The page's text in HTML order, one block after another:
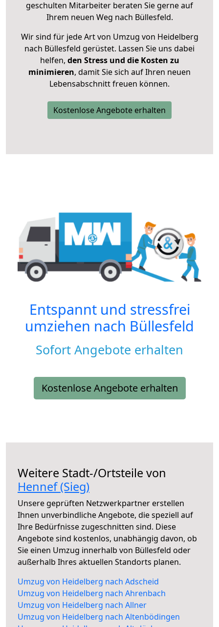
geschulten Mitarbeiter beraten Sie gerne auf
Ihrem neuen Weg nach Büllesfeld.
Wir sind für jede Art von Umzug von Heidelberg
nach Büllesfeld gerüstet. Lassen Sie uns dabei
helfen, den Stress und die Kosten zu
minimieren, damit Sie sich auf Ihren neuen
Lebensabschnitt freuen können.
Kostenlose Angebote erhalten
Entspannt und stressfrei
umziehen nach Büllesfeld
Sofort Angebote erhalten
Kostenlose Angebote erhalten
Weitere Stadt-/Ortsteile von
Hennef (Sieg)
Unsere geprüften Netzwerkpartner erstellen
Ihnen unverbindliche Angebote, die speziell auf
Ihre Bedürfnisse zugeschnitten sind. Diese
Angebote sind kostenlos, unabhängig davon, ob
Sie einen Umzug innerhalb von Büllesfeld oder
außerhalb Ihres aktuellen Standorts planen.
Umzug von Heidelberg nach Adscheid
Umzug von Heidelberg nach Ahrenbach
Umzug von Heidelberg nach Allner
Umzug von Heidelberg nach Altenbödingen